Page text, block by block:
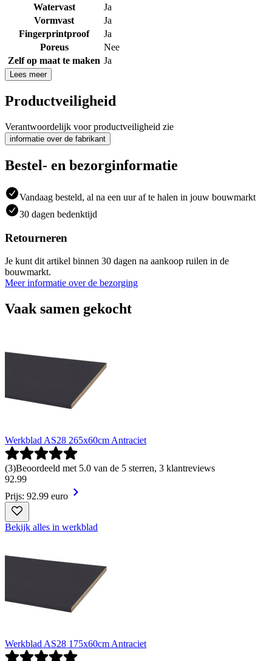
Watervast
Ja
Vormvast
Ja
Fingerprintproof
Ja
Poreus
Nee
Zelf op maat te maken Ja
Lees meer
Productveiligheid
Verantwoordelijk voor productveiligheid zie
informatie over de fabrikant
Bestel- en bezorginformatie
Vandaag besteld, al na een uur af te halen in jouw bouwmarkt
30 dagen bedenktijd
Retourneren
Je kunt dit artikel binnen 30 dagen na aankoop ruilen in de
bouwmarkt.
Meer informatie over de bezorging
Vaak samen gekocht
Werkblad AS28 265x60cm Antraciet
(3)Beoordeeld met 5.0 van de 5 sterren, 3 klantreviews
92.99
Prijs: 92.99 euro
Bekijk alles in werkblad
Werkblad AS28 175x60cm Antraciet